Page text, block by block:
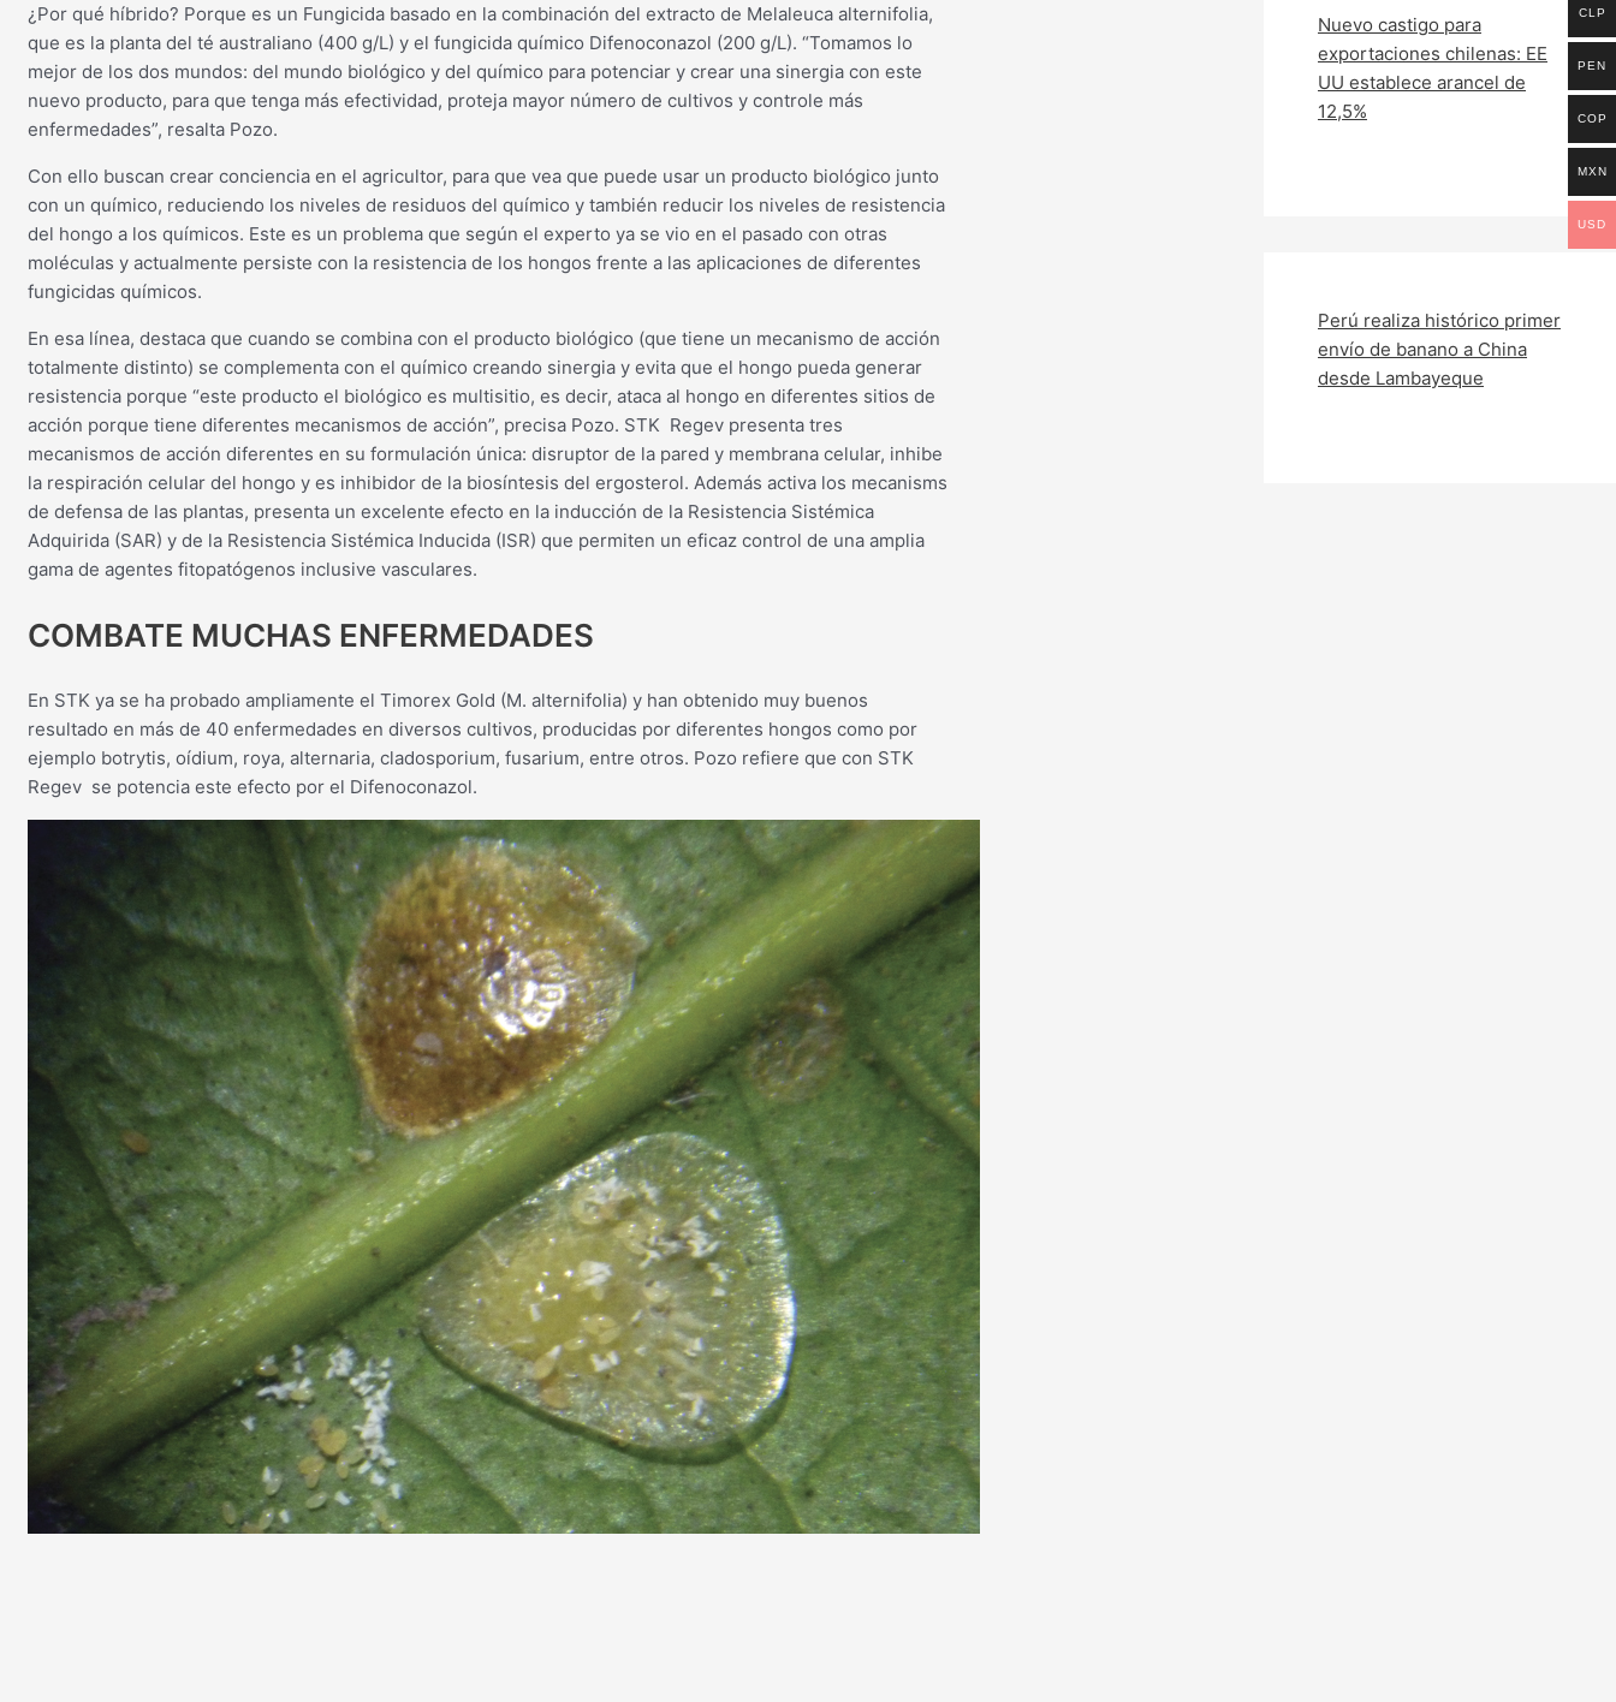
¿Por qué híbrido? Porque es un Fungicida basado en la combinación del extracto de Melaleuca alternifolia,
que es la planta del té australiano (400 g/L) y el fungicida químico Difenoconazol (200 g/L). “Tomamos lo
mejor de los dos mundos: del mundo biológico y del químico para potenciar y crear una sinergia con este
nuevo producto, para que tenga más efectividad, proteja mayor número de cultivos y controle más
enfermedades”, resalta Pozo.
Con ello buscan crear conciencia en el agricultor, para que vea que puede usar un producto biológico junto
con un químico, reduciendo los niveles de residuos del químico y también reducir los niveles de resistencia
del hongo a los químicos. Este es un problema que según el experto ya se vio en el pasado con otras
moléculas y actualmente persiste con la resistencia de los hongos frente a las aplicaciones de diferentes
fungicidas químicos.
En esa línea, destaca que cuando se combina con el producto biológico (que tiene un mecanismo de acción
totalmente distinto) se complementa con el químico creando sinergia y evita que el hongo pueda generar
resistencia porque “este producto el biológico es multisitio, es decir, ataca al hongo en diferentes sitios de
acción porque tiene diferentes mecanismos de acción”, precisa Pozo. STK Regev presenta tres
mecanismos de acción diferentes en su formulación única: disruptor de la pared y membrana celular, inhibe
la respiración celular del hongo y es inhibidor de la biosíntesis del ergosterol. Además activa los mecanisms
de defensa de las plantas, presenta un excelente efecto en la inducción de la Resistencia Sistémica
Adquirida (SAR) y de la Resistencia Sistémica Inducida (ISR) que permiten un eficaz control de una amplia
gama de agentes fitopatógenos inclusive vasculares.
COMBATE MUCHAS ENFERMEDADES
En STK ya se ha probado ampliamente el Timorex Gold (M. alternifolia) y han obtenido muy buenos
resultado en más de 40 enfermedades en diversos cultivos, producidas por diferentes hongos como por
ejemplo botrytis, oídium, roya, alternaria, cladosporium, fusarium, entre otros. Pozo refiere que con STK
Regev se potencia este efecto por el Difenoconazol.
Nuevo castigo para
exportaciones chilenas: EE
UU establece arancel de
12,5%
Perú realiza histórico primer
envío de banano a China
desde Lambayeque
CLP
PEN
COP
MXN
USD